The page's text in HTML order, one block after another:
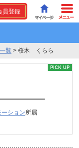
員登録
覧 > 桜木 くらら
PICK UP
ション所属